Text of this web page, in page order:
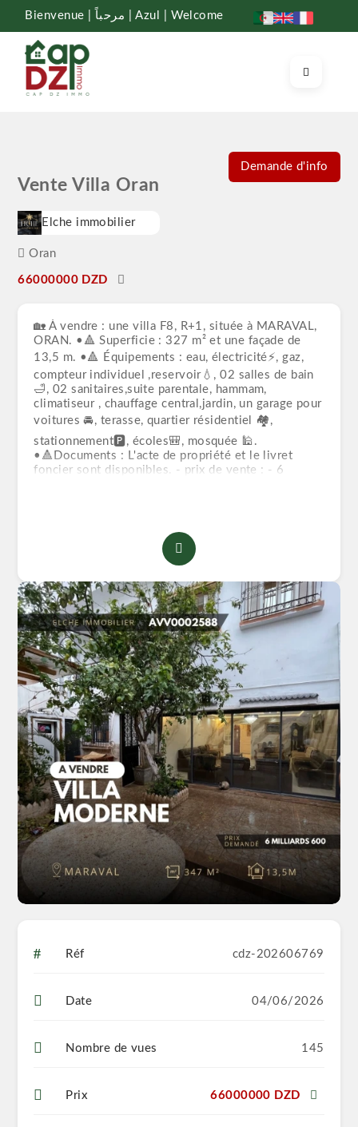
Bienvenue | مرحباً | Azul | Welcome
Vente Villa Oran
Elche immobilier
Oran
66000000 DZD
Demande d'info
🏡 À vendre : une villa F8, R+1, située à MARAVAL,
ORAN. •🔺 Superficie : 327 m² et une façade de
13,5 m. •🔺 Équipements : eau, électricité⚡, gaz,
compteur individuel ,reservoir💧, 02 salles de bain
🛁, 02 sanitaires,suite parentale, hammam,
climatiseur , chauffage central,jardin, un garage pour
voitures 🚘, terasse, quartier résidentiel 🏘,
stationnement🅿, écoles🎒, mosquée 🕌.
•🔺Documents : L'acte de propriété et le livret
foncier sont disponibles. - prix de vente : - 6
Réf cdz-202606769
Date 04/06/2026
Nombre de vues 145
Prix 66000000 DZD